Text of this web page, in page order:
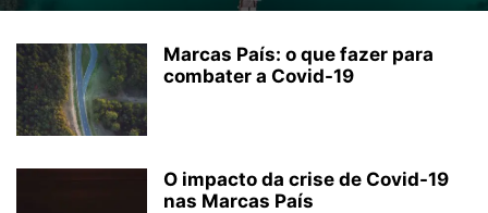
Marcas País: o que fazer para
combater a Covid-19
O impacto da crise de Covid-19
nas Marcas País